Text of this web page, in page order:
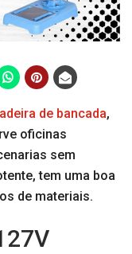
de bancada,
oficinas
sem
tem uma boa
de materiais.